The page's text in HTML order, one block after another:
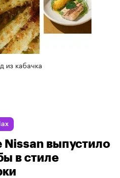
из кабачка
Nissan выпустило
в стиле